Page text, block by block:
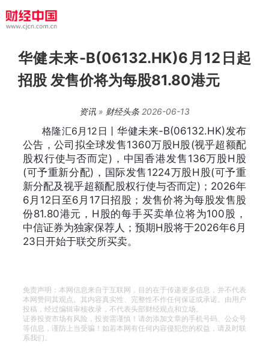
华健未来-B(06132.HK)6月12日起
招股 发售价将为每股81.80港元
资讯 » 财经头条2026-06-13
格隆汇6月12日丨华健未来-B(06132.HK)发布
公告，公司拟全球发售1360万股H股(视乎超额配
股权行使与否而定)，中国香港发售136万股H股
(可予重新分配)，国际发售1224万股H股(可予重
新分配及视乎超额配股权行使与否而定)；2026年
6月12日至6月17日招股；发售价将为每股发售股
份81.80港元，H股的每手买卖单位将为100股，
中信证券为独家保荐人；预期H股将于2026年6月
23日开始于联交所买卖。
免责声明：本网信息来自于互联网，目的在于传递更多信息，并不代表
本网赞同其观点。其内容真实性、完整性不作任何保证或承诺。由用户
投稿，经过编辑审核收录，不代表头部财经观点和立场。
证券投资市场有风险，投资需谨慎！请勿添加文章的手机号码、公众号
等信息，谨防上当受骗！如若本网有任何内容侵犯您的权益，请及时联
系我们。